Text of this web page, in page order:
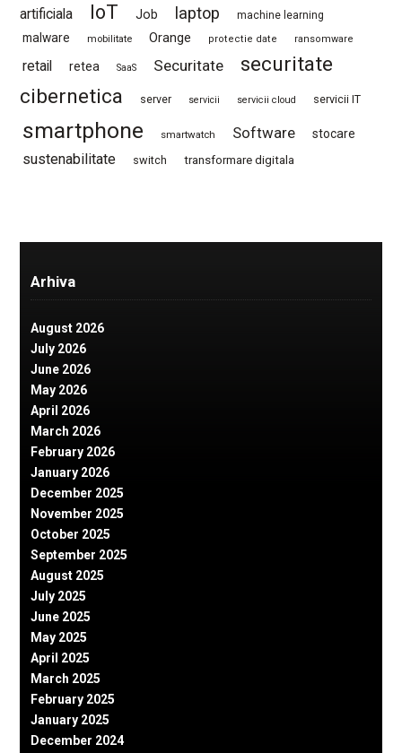
artificiala
IoT Job laptop machine learning
malware mobilitate Orange protectie date ransomware
retail retea SaaS Securitate
securitate
cibernetica
server servicii servicii cloud servicii IT
smartphone smartwatch Software stocare
sustenabilitate switch transformare digitala
Arhiva
August 2026
July 2026
June 2026
May 2026
April 2026
March 2026
February 2026
January 2026
December 2025
November 2025
October 2025
September 2025
August 2025
July 2025
June 2025
May 2025
April 2025
March 2025
February 2025
January 2025
December 2024